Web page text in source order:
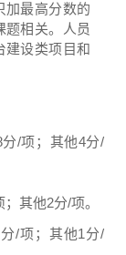
加最高分数的
题相关。人员
建设类项目和
分/项；其他4分/
；其他2分/项。
分/项；其他1 分/